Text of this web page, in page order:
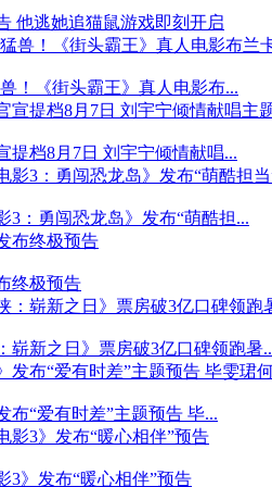
他逃她追猫鼠游戏即刻开启
！《街头霸王》真人电影布...
提档8月7日 刘宇宁倾情献唱...
3：勇闯恐龙岛》发布“萌酷担...
终极预告
崭新之日》票房破3亿口碑领跑暑
布“爱有时差”主题预告 毕...
3》发布“暖心相伴”预告